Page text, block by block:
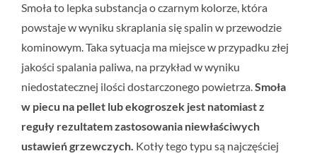
Smoła to lepka substancja o czarnym kolorze, która
powstaje w wyniku skraplania się spalin w przewodzie
kominowym. Taka sytuacja ma miejsce w przypadku złej
jakości spalania paliwa, na przykład w wyniku
niedostatecznej ilości dostarczonego powietrza.Smoła
w piecu na pellet lub ekogroszek jest natomiast z
reguły rezultatem zastosowania niewłaściwych
ustawień grzewczych. Kotły tego typu są najczęściej